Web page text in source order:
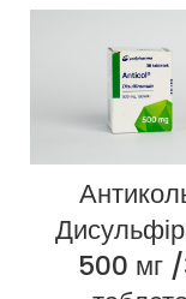
500 мг